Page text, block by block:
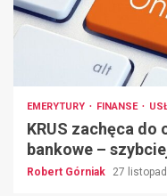
EMERYTURY FINANSE
KRUS zachęca
bankowe –
Robert Górniak 27